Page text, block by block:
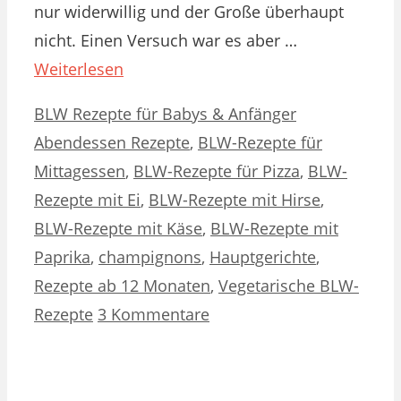
nur widerwillig und der Große überhaupt
nicht. Einen Versuch war es aber …
Weiterlesen
Kategorien
BLW Rezepte für Babys & AnfängerSchlagwörter
Abendessen Rezepte, BLW-Rezepte für
Mittagessen, BLW-Rezepte für Pizza, BLW-
Rezepte mit Ei, BLW-Rezepte mit Hirse,
BLW-Rezepte mit Käse, BLW-Rezepte mit
Paprika, champignons, Hauptgerichte,
Rezepte ab 12 Monaten, Vegetarische BLW-
Rezepte 3 Kommentare